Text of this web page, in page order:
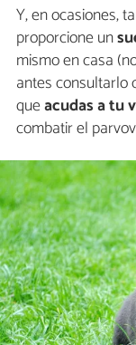
Y, en ocasiones,
proporcione un
mismo en casa
antes consultarlo
queacudas a tu
combatir el